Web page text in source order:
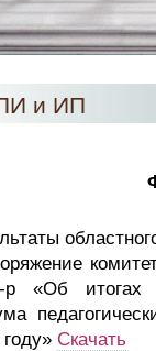
и ИП
р «Об итогах
Скачать